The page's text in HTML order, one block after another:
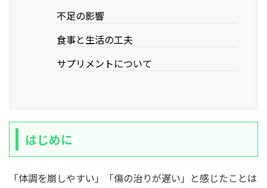
不足の影響
食事と生活の工夫
サプリメントについて
はじめに
「体調を崩しやすい」「傷の治りが遅い」と感じたことは